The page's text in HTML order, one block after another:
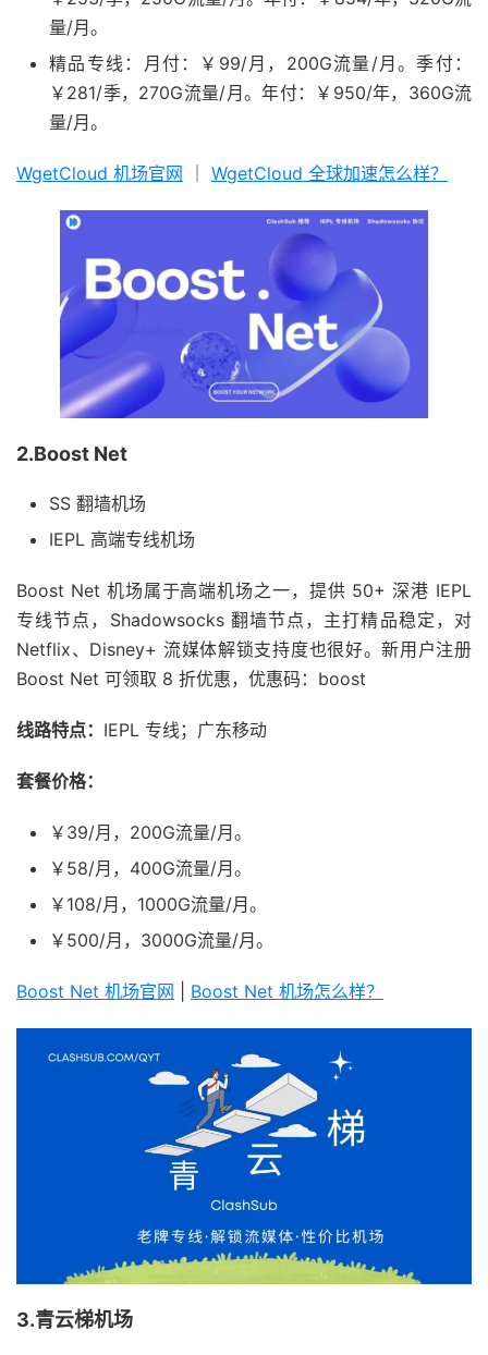
量/月。
精品专线：月付：￥99/月，200G流量/月。季付：
￥281/季，270G流量/月。年付：￥950/年，360G流
量/月。
WgetCloud 机场官网 WgetCloud 全球加速怎么样？
2.Boost Net
SS 翻墙机场
IEPL 高端专线机场
Boost Net 机场属于高端机场之一，提供 50+ 深港 IEPL
专线节点，Shadowsocks 翻墙节点，主打精品稳定，对
Netflix、Disney+ 流媒体解锁支持度也很好。新用户注册
Boost Net 可领取 8 折优惠，优惠码：boost
线路特点： IEPL 专线；广东移动
套餐价格：
￥39/月，200G流量/月。
￥58/月，400G流量/月。
￥108/月，1000G流量/月。
￥500/月，3000G流量/月。
Boost Net 机场官网 Boost Net 机场怎么样？
3.青云梯机场